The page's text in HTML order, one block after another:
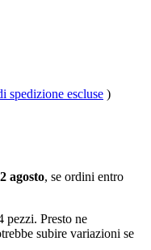
spedizione escluse )
agosto, se ordini entro
pezzi. Presto ne
subire variazioni se